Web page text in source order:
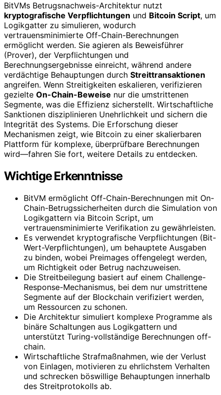
BitVMs Betrugsnachweis-Architektur nutzt
kryptografische Verpflichtungen und Bitcoin Script, um
Logikgatter zu simulieren, wodurch
vertrauensminimierte Off-Chain-Berechnungen
ermöglicht werden. Sie agieren als Beweisführer
(Prover), der Verpflichtungen und
Berechnungsergebnisse einreicht, während andere
verdächtige Behauptungen durch Streittransaktionen
angreifen. Wenn Streitigkeiten eskalieren, verifizieren
gezielte On-Chain-Beweise nur die umstrittenen
Segmente, was die Effizienz sicherstellt. Wirtschaftliche
Sanktionen disziplinieren Unehrlichkeit und sichern die
Integrität des Systems. Die Erforschung dieser
Mechanismen zeigt, wie Bitcoin zu einer skalierbaren
Plattform für komplexe, überprüfbare Berechnungen
wird—fahren Sie fort, weitere Details zu entdecken.
Wichtige Erkenntnisse
BitVM ermöglicht Off-Chain-Berechnungen mit On-
Chain-Betrugssicherheiten durch die Simulation von
Logikgattern via Bitcoin Script, um
vertrauensminimierte Verifikation zu gewährleisten.
Es verwendet kryptografische Verpflichtungen (Bit-
Wert-Verpflichtungen), um behauptete Ausgaben
zu binden, wobei Preimages offengelegt werden,
um Richtigkeit oder Betrug nachzuweisen.
Die Streitbeilegung basiert auf einem Challenge-
Response-Mechanismus, bei dem nur umstrittene
Segmente auf der Blockchain verifiziert werden,
um Ressourcen zu schonen.
Die Architektur simuliert komplexe Programme als
binäre Schaltungen aus Logikgattern und
unterstützt Turing-vollständige Berechnungen off-
chain.
Wirtschaftliche Strafmaßnahmen, wie der Verlust
von Einlagen, motivieren zu ehrlichstem Verhalten
und schrecken böswillige Behauptungen innerhalb
des Streitprotokolls ab.